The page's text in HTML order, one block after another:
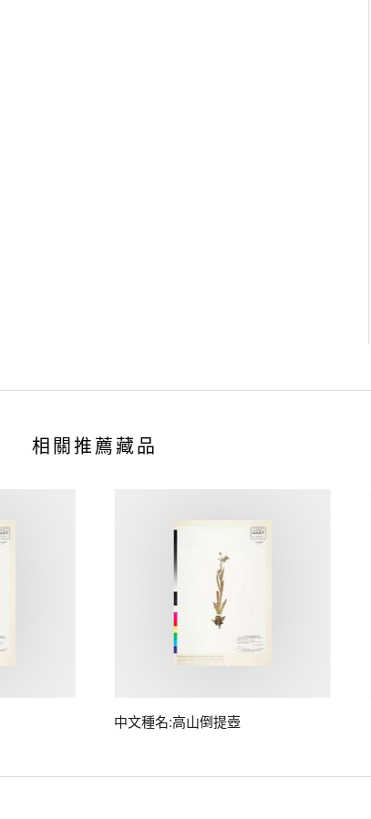
相關推薦藏品
中文種名:高山倒提壺